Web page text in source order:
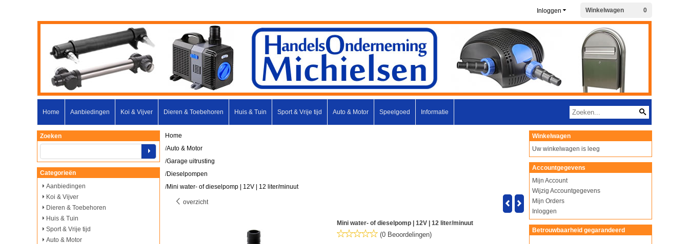
Winkelwagen 0
Inloggen
Home Aanbiedingen Koi & Vijver Dieren & Toebehoren Huis & Tuin Sport & Vrije tijd Auto & Motor Speelgoed Informatie
Zoeken
Categorieën
Aanbiedingen
Koi & Vijver
Dieren & Toebehoren
Huis & Tuin
Sport & Vrije tijd
Auto & Motor
Home
/Auto & Motor
/Garage uitrusting
/Dieselpompen
/Mini water- of dieselpomp | 12V | 12 liter/minuut
overzicht
Mini water- of dieselpomp | 12V | 12 liter/minuut
(0 Beoordelingen)
Winkelwagen
Uw winkelwagen is leeg
Accountgegevens
Mijn Account
Wijzig Accountgegevens
Mijn Orders
Inloggen
Betrouwbaarheid gegarandeerd